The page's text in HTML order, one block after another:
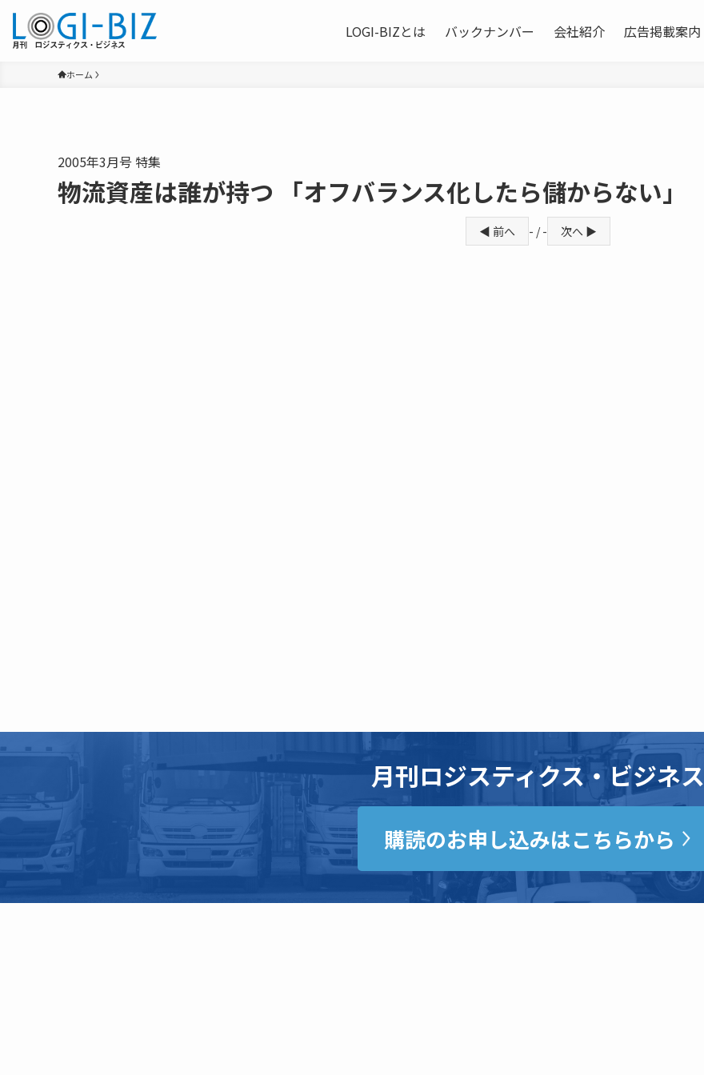
LOGI-BIZとは バックナンバー 会社紹介 広告掲載案内
ホーム
2005年3月号 特集
物流資産は誰が持つ 「オフバランス化したら儲からない」
◀ 前へ - / - 次へ ▶
月刊ロジスティクス・ビジネス
購読のお申し込みはこちらから